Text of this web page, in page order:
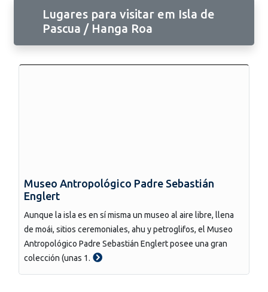
Lugares para visitar em Isla de
Pascua / Hanga Roa
Museo Antropológico Padre Sebastián
Englert
Aunque la isla es en sí misma un museo al aire libre, llena
de moái, sitios ceremoniales, ahu y petroglifos, el Museo
Antropológico Padre Sebastián Englert posee una gran
colección (unas 1.